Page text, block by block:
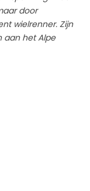
door
wielrenner. Zijn
aan het Alpe